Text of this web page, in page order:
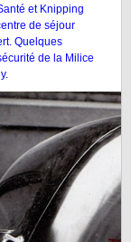
et Knipping
de séjour
Quelques
de la Milice